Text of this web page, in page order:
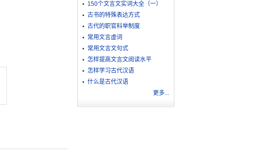
150个文言文实词大全（一）
古书的特殊表达方式
古代的职官科举制度
常用文言虚词
常用文言文句式
怎样提高文言文阅读水平
怎样学习古代汉语
什么是古代汉语
更多...